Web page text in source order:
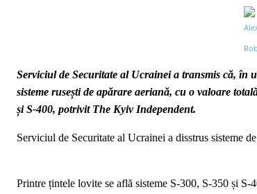
Serviciul de Securitate al Ucrainei a transmis că, în
sisteme rusești de apărare aeriană, cu o valoare
și S-400, potrivit The Kyiv Independent.
Serviciul de Securitate al Ucrainei a disstrus sisteme
Printre țintele lovite se află sisteme S-300, S-350 și